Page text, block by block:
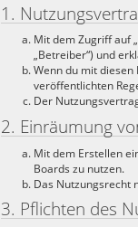
1.
Mit dem Zugriff auf
„Betreiber“) und
Wenn du mit
veröffentlichten
Der
2. Einräumung
Mit dem Erstellen
Boards zu nutzen.
Das Nutzungsrecht
3. Pflichten des